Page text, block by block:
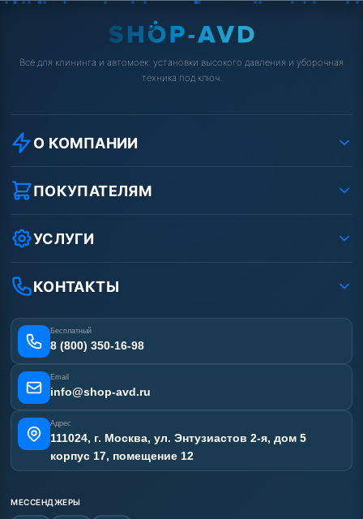
Всё для клининга и автомоек: установки высокого давления и уборочная
техника под ключ.
О КОМПАНИИ
О компании
Реквизиты ООО «Шоп АВД»
Условия соглашения
Вакансии
Статьи
ПОКУПАТЕЛЯМ
Как заказать?
Оплата
Лизинг
Получить скидку
УСЛУГИ
Услуги
Аренда АВД
Сертификаты
Наши работы
Карта сайта
КОНТАКТЫ
Бесплатный
8 (800) 350-16-98
Email
info@shop-avd.ru
Адрес
111024, г. Москва, ул. Энтузиастов 2-я, дом 5
корпус 17, помещение 12
МЕССЕНДЖЕРЫ